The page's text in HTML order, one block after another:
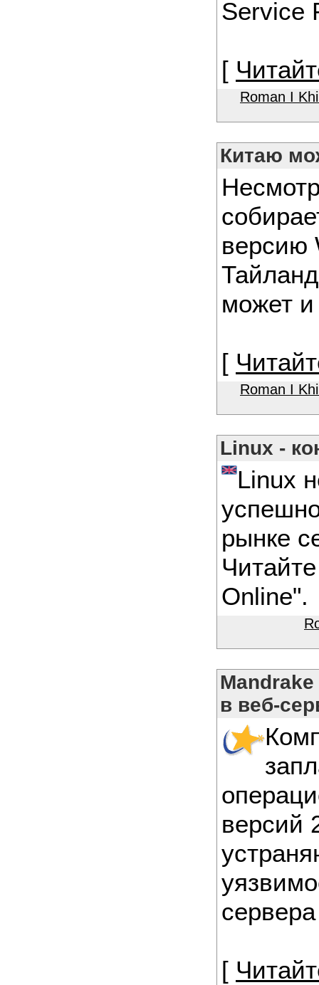
Service
[
Roman I
Китаю
версию
может и
[
Roman I
Linux -
Linux
рынке
Online".
в веб-
версий
[